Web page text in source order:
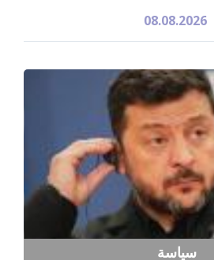
08.08.2026
سياسة